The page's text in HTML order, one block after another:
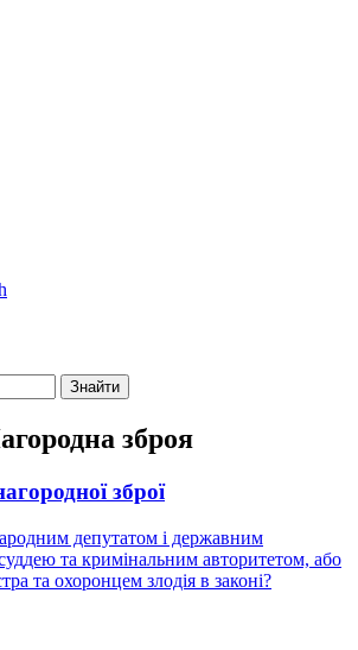
зброя
зброї
депутатом і державним
та кримінальним авторитетом, або
та охоронцем злодія в законі?